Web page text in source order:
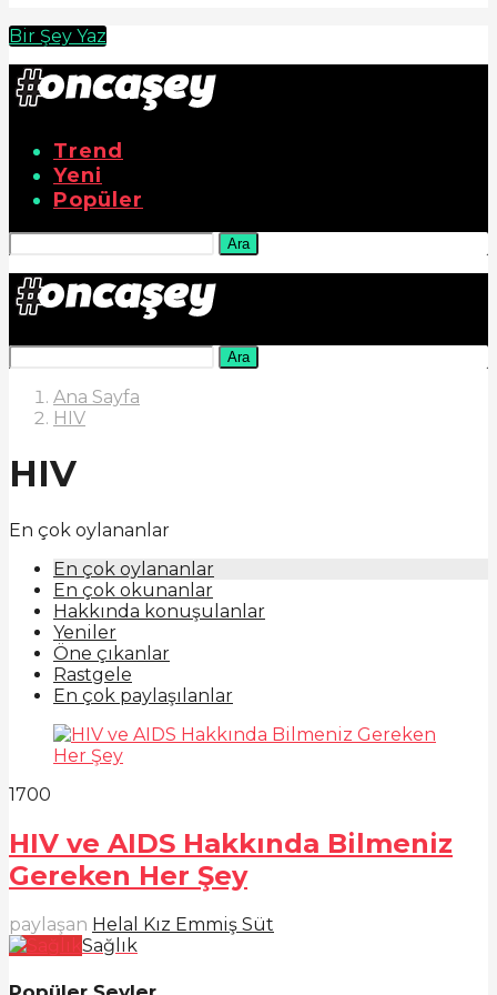
Bir Şey Yaz
Trend
Yeni
Popüler
Ara
Ara
Ana Sayfa
HIV
HIV
En çok oylananlar
En çok oylananlar
En çok okunanlar
Hakkında konuşulanlar
Yeniler
Öne çıkanlar
Rastgele
En çok paylaşılanlar
1700
HIV ve AIDS Hakkında Bilmeniz
Gereken Her Şey
paylaşan Helal Kız Emmiş Süt
Sağlık